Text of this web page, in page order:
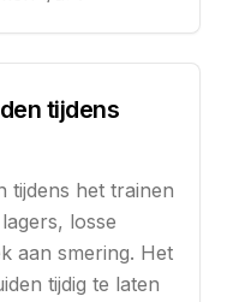
tijdens
tijdens het trainen
losse
aan smering. Het
tijdig te laten